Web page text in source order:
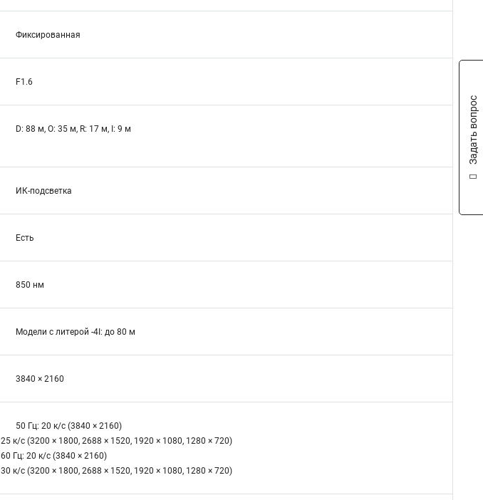
Фиксированная
F1.6
D: 88 м, O: 35 м, R: 17 м, I: 9 м
ИК-подсветка
Есть
850 нм
Модели с литерой -4I: до 80 м
3840 × 2160
50 Гц: 20 к/с (3840 × 2160)
25 к/с (3200 × 1800, 2688 × 1520, 1920 × 1080, 1280 × 720)
60 Гц: 20 к/с (3840 × 2160)
30 к/с (3200 × 1800, 2688 × 1520, 1920 × 1080, 1280 × 720)
Задать вопрос